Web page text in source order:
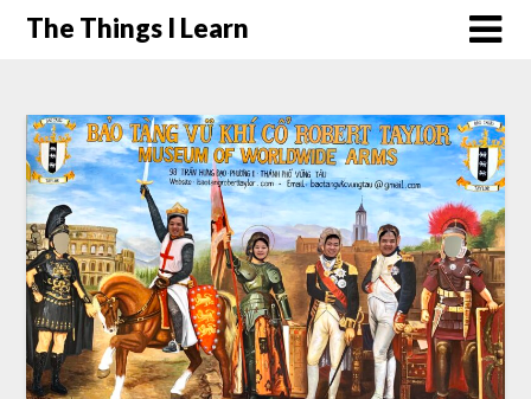
SkipThe Things I Learn